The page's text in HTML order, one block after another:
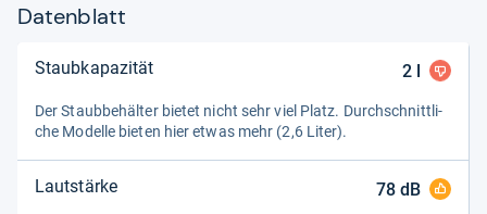
Datenblatt
Staubkapazität 2l
Der Staub­be­häl­ter bie­tet nicht sehr viel Platz. Durch­schnitt­li­
che Modelle bie­ten hier etwas mehr (2,6 Liter).
Lautstärke 78dB